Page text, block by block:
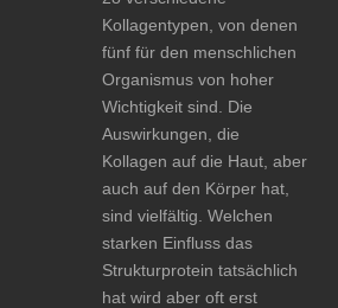
Kollagentypen, von denen
fünf für den menschlichen
Organismus von hoher
Wichtigkeit sind. Die
Auswirkungen, die
Kollagen auf die Haut, aber
auch auf den Körper hat,
sind vielfältig. Welchen
starken Einfluss das
Strukturprotein tatsächlich
hat wird aber oft erst